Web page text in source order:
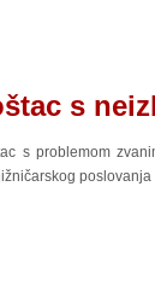
s
s problemom
poslovanja